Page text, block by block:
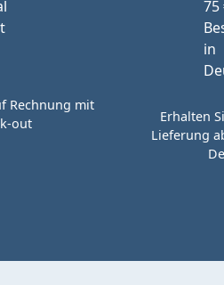
Rechnung mit
out
Erhalten
Lieferung